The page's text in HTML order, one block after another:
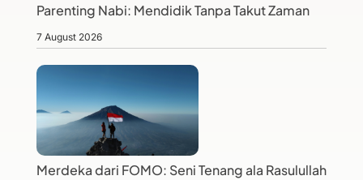
Parenting Nabi: Mendidik Tanpa Takut Zaman
7 August 2026
Merdeka dari FOMO: Seni Tenang ala Rasulullah